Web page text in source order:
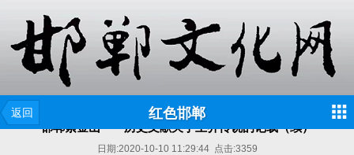
返回 红色邯郸
邯郸紫金山——历史文献关于王乔传说的记载（续）
日期:2020-10-10 11:29:44点击:3359